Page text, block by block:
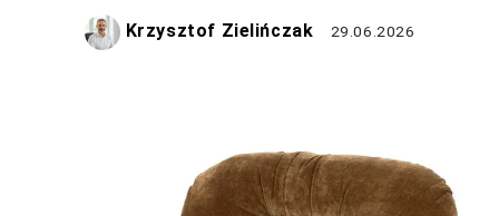
Krzysztof Zielińczak 29.06.2026